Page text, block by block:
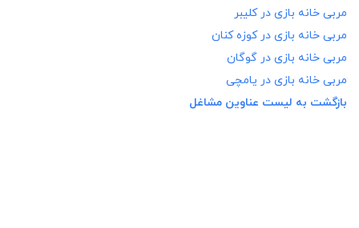
مربی خانه بازی درکلیبر
مربی خانه بازی درکوزه کنان
مربی خانه بازی در گوگان
مربی خانه بازی در یامچی
بازگشت به لیست عناوین مشاغل